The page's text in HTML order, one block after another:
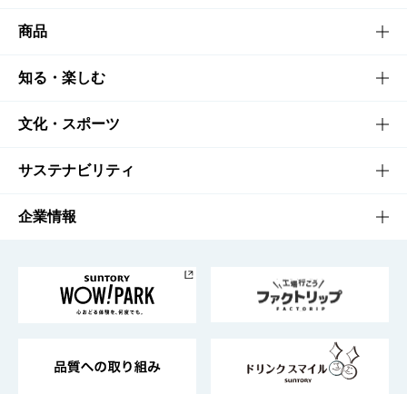
商品
商品TOP
商品一覧
商品発売情報
栄養成分一覧
知る・楽しむ
知る・楽しむTOP
キャンペーン
工場見学
地域情報
文化・スポーツ
文化・スポーツTOP
サントリーホール
サントリーサンバーズ大阪
サステナビリティ
サステナビリティTOP
サントリーが考えるサステナビリティ経営
企業情報
企業概要